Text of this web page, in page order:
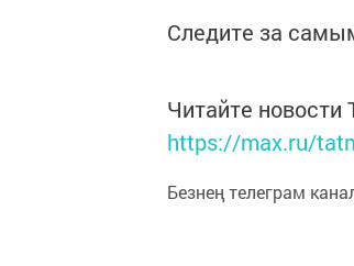
Следите за
Читайте
https://max.ru/
Безнең телеграм